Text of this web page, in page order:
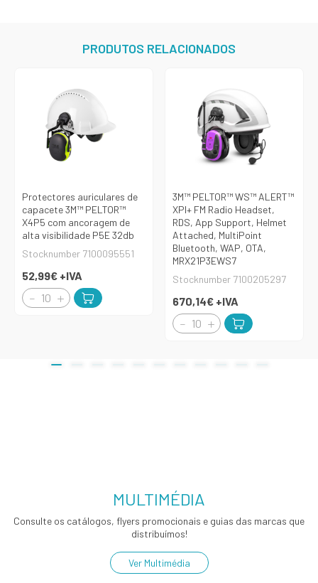
PRODUTOS RELACIONADOS
Protectores auriculares de
capacete 3M™ PELTOR™
X4P5 com ancoragem de
alta visibilidade P5E 32db
Stocknumber 7100095551
52,99€ +IVA
3M™ PELTOR™ WS™ ALERT™
XPI+ FM Radio Headset,
RDS, App Support, Helmet
Attached, MultiPoint
Bluetooth, WAP, OTA,
MRX21P3EWS7
Stocknumber 7100205297
670,14€ +IVA
MULTIMÉDIA
Consulte os catálogos, flyers promocionais e guias das marcas que
distribuímos!
Ver Multimédia